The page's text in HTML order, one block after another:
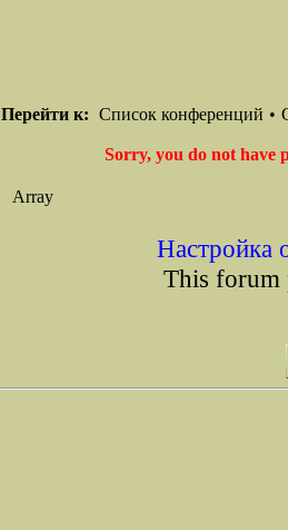
Перейти к: Список конференций •
Sorry, you do not have
Array
Настройка
This